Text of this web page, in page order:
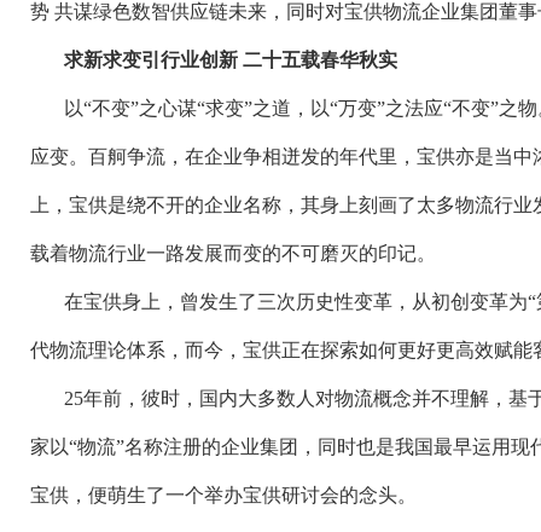
势 共谋绿色数智供应链未来，同时对宝供物流企业集团董
求新求变引行业创新二十五载春华秋实
以“不变”之心谋“求变”之道，以“万变”之法应“不变”之
应变。百舸争流，在企业争相迸发的年代里，宝供亦是当
上，宝供是绕不开的企业名称，其身上刻画了太多物流行
载着物流行业一路发展而变的不可磨灭的印记。
在宝供身上，曾发生了三次历史性变革，从初创变革为
代物流理论体系，而今，宝供正在探索如何更好更高效赋
25年前，彼时，国内大多数人对物流概念并不理解，基
家以“物流”名称注册的企业集团，同时也是我国最早运用
宝供，便萌生了一个举办宝供研讨会的念头。